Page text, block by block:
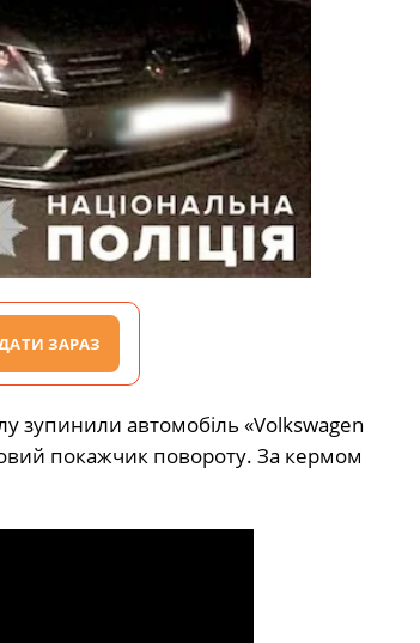
ЗАРАЗ
зупинили автомобіль «Volkswagen
покажчик повороту. За кермом